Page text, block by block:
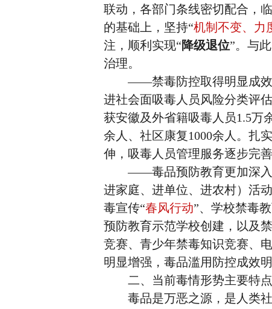
联动，各部门条线密切配合，
的基础上，坚持“机制不变、力
注，顺利实现“降级退位”。与
治理。
——禁毒防控取得明显成效
进社会面吸毒人员风险分类评
获安徽及外省籍吸毒人员1.5万
余人、社区康复1000余人。扎
伸，吸毒人员管理服务逐步完
——毒品预防教育更加深入
进家庭、进单位、进农村）活
毒宣传“春风行动”、学校禁毒
预防教育示范学校创建，以及
竞赛、青少年禁毒知识竞赛、
明显增强，毒品滥用防控成效明
二、当前毒情形势主要特点
毒品是万恶之源，是人类社